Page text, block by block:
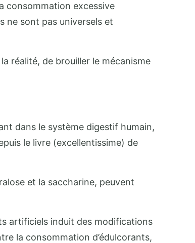
consommation excessive
ne sont pas universels et
réalité, de brouiller le mécanisme
dans le système digestif humain,
le livre (excellentissime) de
et la saccharine, peuvent
artificiels induit des modifications
la consommation d’édulcorants,